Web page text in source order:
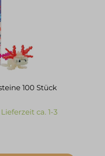
100 Stück
ca. 1-3